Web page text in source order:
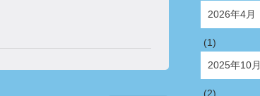
2026年4月
(1)
2025年10月
(2)